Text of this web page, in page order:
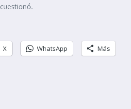
X WhatsApp Más